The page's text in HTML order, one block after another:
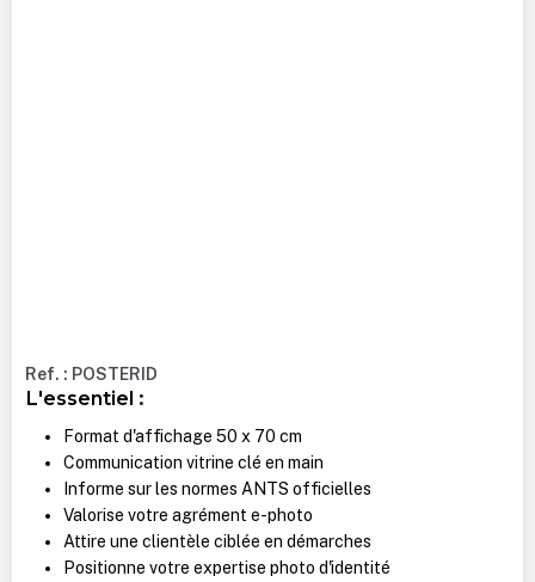
Ref. : POSTERID
L'essentiel :
Format d'affichage 50 x 70 cm
Communication vitrine clé en main
Informe sur les normes ANTS officielles
Valorise votre agrément e-photo
Attire une clientèle ciblée en démarches
Positionne votre expertise photo d'identité